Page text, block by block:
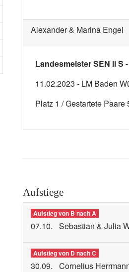
Alexander & Marina Engel
Landesmeister SEN II S
11.02.2023 - LM Baden
Platz 1 / Gestartete Paare
Aufstiege
Aufstieg von B nach A
07.10. Sebastian & Julia
Aufstieg von D nach C
30.09. Cornelius